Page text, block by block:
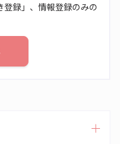
登録」、情報登録のみの